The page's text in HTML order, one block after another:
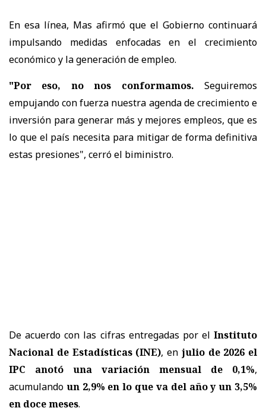
En esa línea, Mas afirmó que el Gobierno continuará
impulsando medidas enfocadas en el crecimiento
económico y la generación de empleo.
"Por eso, no nos conformamos. Seguiremos
empujando con fuerza nuestra agenda de crecimiento e
inversión para generar más y mejores empleos, que es
lo que el país necesita para mitigar de forma definitiva
estas presiones", cerró el biministro.
De acuerdo con las cifras entregadas por el Instituto
Nacional de Estadísticas (INE), en julio de 2026 el
IPC anotó una variación mensual de 0,1%,
acumulando un 2,9% en lo que va del año y un 3,5%
en doce meses.